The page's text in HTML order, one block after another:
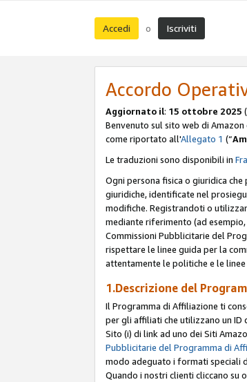
Accedi o Iscriviti
Accordo
Aggiornato il: 15 ottobre 2025
Benvenuto sul sito web di
come riportato all'Allegato 1 (“
Le traduzioni sono disponibili in
Ogni persona fisica o giuridica
giuridiche, identificate nel
modifiche. Registrandoti o
mediante riferimento (ad
Commissioni Pubblicitarie del
rispettare le linee guida per la
attentamente le politiche e le linee
1.Descrizione del
Il Programma di Affiliazione ti
per gli affiliati che utilizzano un ID
Sito (i) di link ad uno dei Siti
Pubblicitarie del Programma di
modo adeguato i formati speciali
Quando i nostri clienti cliccano su